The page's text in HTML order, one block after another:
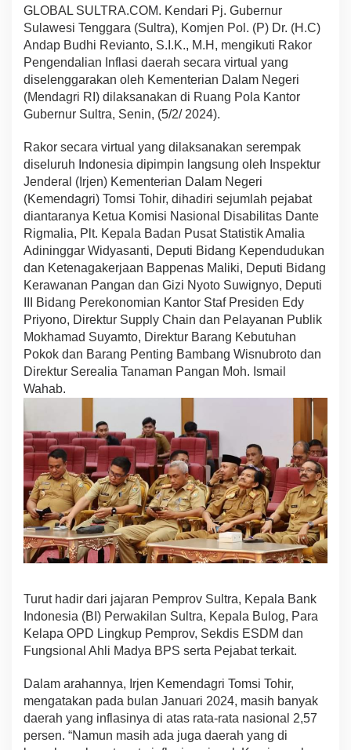
a
l
i
a
I
n
f
a
i
B
e
s
a
m
a
I
r
e
n
K
e
e
a
g
r
i
S
e
c
a
r
a
i
t
u
a
GLOBAL SULTRA.COM. Kendari Pj. Gubernur
Sulawesi Tenggara (Sultra), Komjen Pol. (P) Dr. (H.C)
Andap Budhi Revianto, S.I.K., M.H, mengikuti Rakor
Pengendalian Inflasi daerah secara virtual yang
diselenggarakan oleh Kementerian Dalam Negeri
(Mendagri RI) dilaksanakan di Ruang Pola Kantor
Gubernur Sultra, Senin, (5/2/ 2024).
Rakor secara virtual yang dilaksanakan serempak
diseluruh Indonesia dipimpin langsung oleh Inspektur
Jenderal (Irjen) Kementerian Dalam Negeri
(Kemendagri) Tomsi Tohir, dihadiri sejumlah pejabat
diantaranya Ketua Komisi Nasional Disabilitas Dante
Rigmalia, Plt. Kepala Badan Pusat Statistik Amalia
Adininggar Widyasanti, Deputi Bidang Kependudukan
dan Ketenagakerjaan Bappenas Maliki, Deputi Bidang
Kerawanan Pangan dan Gizi Nyoto Suwignyo, Deputi
III Bidang Perekonomian Kantor Staf Presiden Edy
Priyono, Direktur Supply Chain dan Pelayanan Publik
Mokhamad Suyamto, Direktur Barang Kebutuhan
Pokok dan Barang Penting Bambang Wisnubroto dan
Direktur Serealia Tanaman Pangan Moh. Ismail
Wahab.
Turut hadir dari jajaran Pemprov Sultra, Kepala Bank
Indonesia (BI) Perwakilan Sultra, Kepala Bulog, Para
Kelapa OPD Lingkup Pemprov, Sekdis ESDM dan
Fungsional Ahli Madya BPS serta Pejabat terkait.
Dalam arahannya, Irjen Kemendagri Tomsi Tohir,
mengatakan pada bulan Januari 2024, masih banyak
daerah yang inflasinya di atas rata-rata nasional 2,57
persen. “Namun masih ada juga daerah yang di